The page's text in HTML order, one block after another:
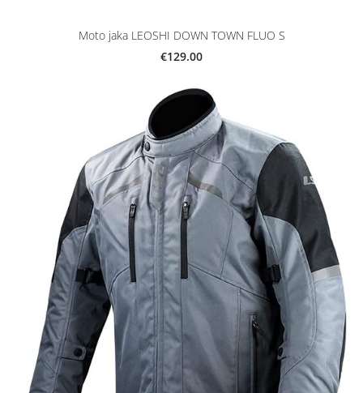
Moto jaka LEOSHI DOWN TOWN FLUO S
€129.00